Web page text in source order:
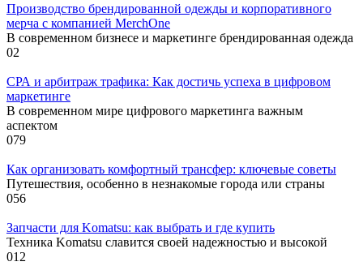
Производство брендированной одежды и корпоративного
мерча с компанией MerchOne
В современном бизнесе и маркетинге брендированная одежда
02
СРА и арбитраж трафика: Как достичь успеха в цифровом
маркетинге
В современном мире цифрового маркетинга важным
аспектом
079
Как организовать комфортный трансфер: ключевые советы
Путешествия, особенно в незнакомые города или страны
056
Запчасти для Komatsu: как выбрать и где купить
Техника Komatsu славится своей надежностью и высокой
012